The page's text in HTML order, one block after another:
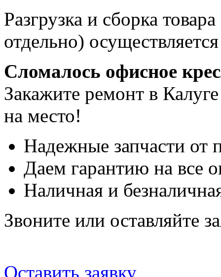
Разгрузка и сборка
отдельно)
Сломалось офисное
Закажите ремонт в
на место!
Надежные запчасти от
Даем гарантию на все
Наличная и
Звоните или оставляйте
Оставить заявку